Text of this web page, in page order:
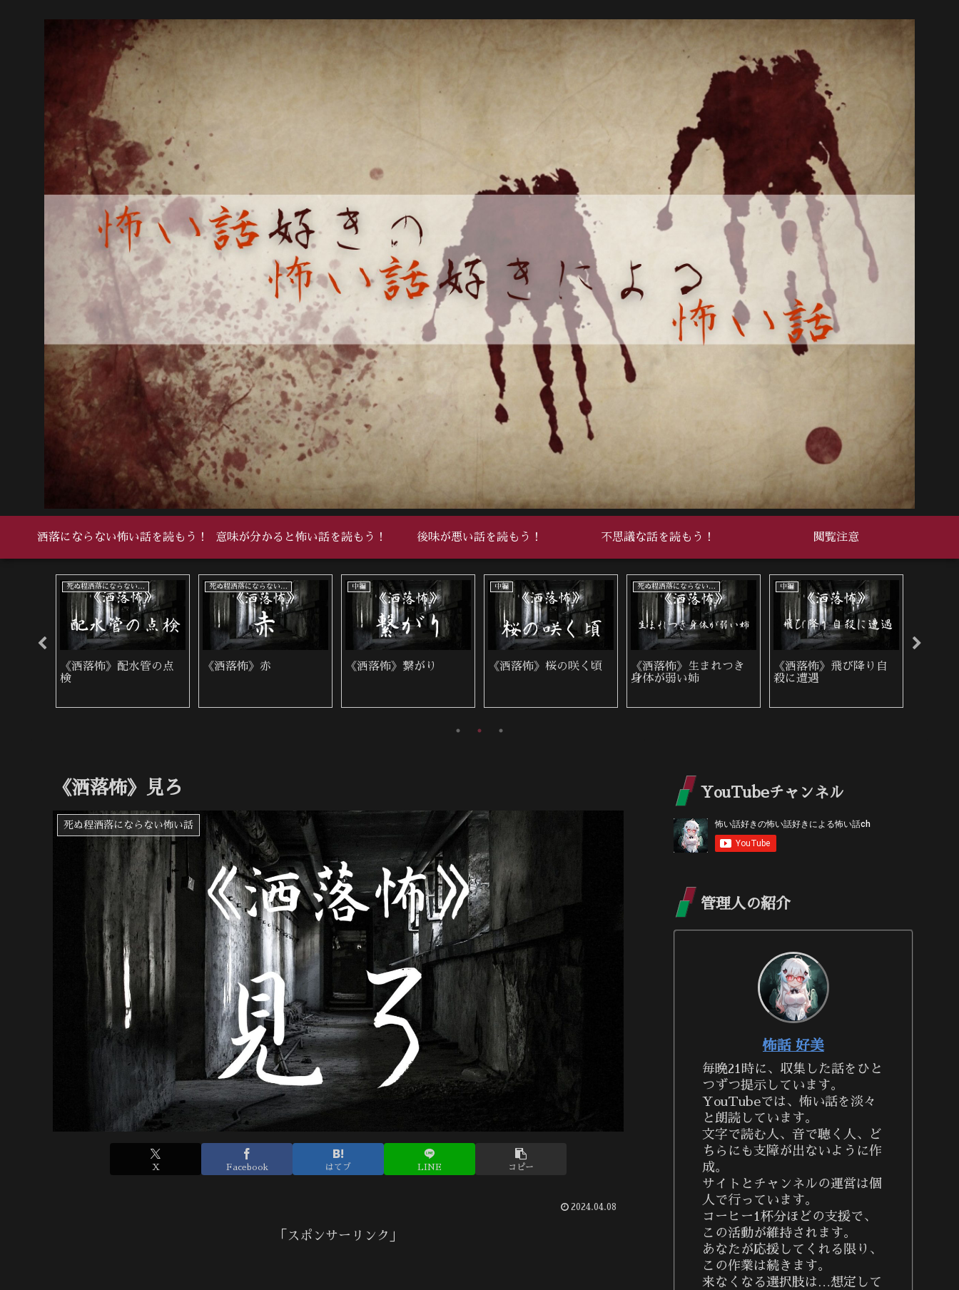
洒落にならない怖い話を読もう！ 意味が分かると怖い話を読もう！ 後味が悪い話を読もう！ 不思議な話を読もう！ 閲覧注意
死ぬ程洒落にならない怖い話
《洒落怖》配水管の点
検
死ぬ程洒落にならない怖い話
《洒落怖》赤
中編
《洒落怖》繋がり
中編
《洒落怖》桜の咲く頃
死ぬ程洒落にならない怖い話
《洒落怖》生まれつき
身体が弱い姉
中編
《洒落怖》飛び降り自
殺に遭遇
《洒落怖》見ろ
死ぬ程洒落にならない怖い話
X Facebook はてブ LINE コピー
2024.04.08
「スポンサーリンク」
YouTubeチャンネル
管理人の紹介
怖話 好美
毎晩21時に、収集した話をひと
つずつ提示しています。
YouTubeでは、怖い話を淡々
と朗読しています。
文字で読む人、音で聴く人、ど
ちらにも支障が出ないように作
成。
サイトとチャンネルの運営は個
人で行っています。
コーヒー1杯分ほどの支援で、
この活動が維持されます。
あなたが応援してくれる限り、
この作業は続きます。
来なくなる選択肢は…想定して